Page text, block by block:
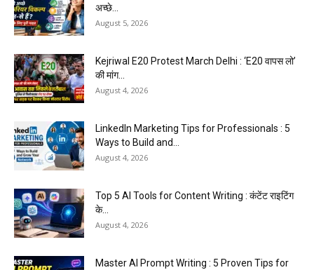
अच्छे...
August 5, 2026
Kejriwal E20 Protest March Delhi : ‘E20 वापस लो’
की मांग...
August 4, 2026
LinkedIn Marketing Tips for Professionals : 5
Ways to Build and...
August 4, 2026
Top 5 AI Tools for Content Writing : कंटेंट राइटिंग
के...
August 4, 2026
Master AI Prompt Writing : 5 Proven Tips for